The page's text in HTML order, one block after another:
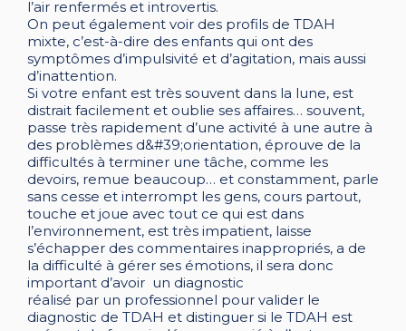
l’air renfermés et introvertis.
On peut également voir des profils de TDAH
mixte, c’est-à-dire des enfants qui ont des
symptômes d’impulsivité et d’agitation, mais aussi
d’inattention.
Si votre enfant est très souvent dans la lune, est
distrait facilement et oublie ses affaires… souvent,
passe très rapidement d’une activité à une autre à
des problèmes d&#39;orientation, éprouve de la
difficultés à terminer une tâche, comme les
devoirs, remue beaucoup… et constamment, parle
sans cesse et interrompt les gens, cours partout,
touche et joue avec tout ce qui est dans
l’environnement, est très impatient, laisse
s’échapper des commentaires inappropriés, a de
la difficulté à gérer ses émotions, il sera donc
important d’avoir un diagnostic
réalisé par un professionnel pour valider le
diagnostic de TDAH et distinguer si le TDAH est